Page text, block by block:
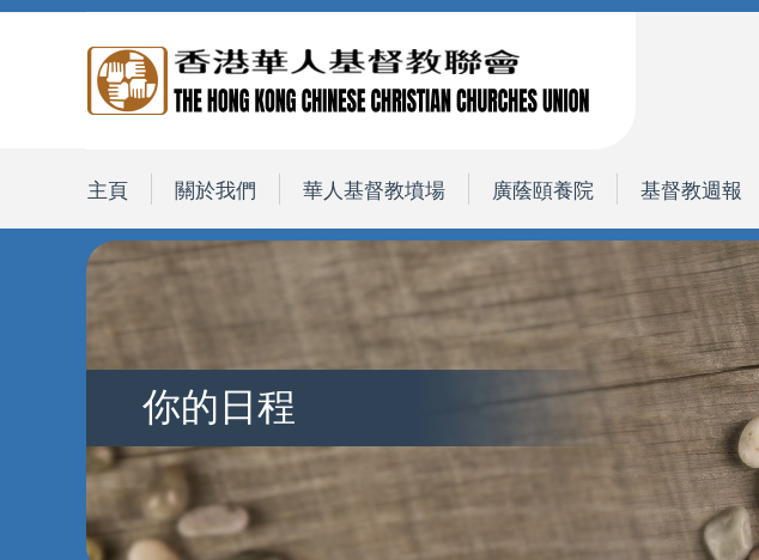
主頁 關於我們 華人基督教墳場 廣蔭頤養院 基督教週報
你的日程